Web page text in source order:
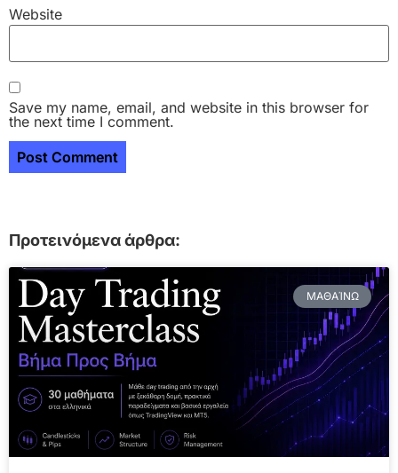
Website
Save my name, email, and website in this browser for
the next time I comment.
Προτεινόμενα άρθρα:
ΜΑΘΑΊΝΩ